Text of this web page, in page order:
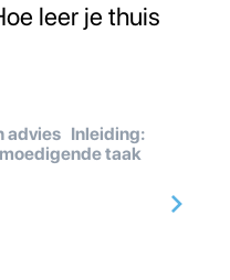
leer je thuis
advies Inleiding:
taak